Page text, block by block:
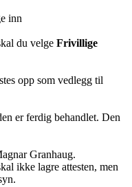
inn
du velge Frivillige
opp som vedlegg til
er ferdig behandlet. Den
Granhaug.
ikke lagre attesten, men